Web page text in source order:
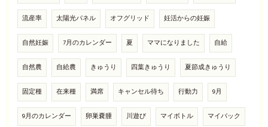
流産率 太陽光パネル オフグリッド 妊活からの妊娠
自然妊娠 7月のカレンダー 夏 ママになりました 自給
自然農 自給農 きゅうり 四葉きゅうり 夏節成きゅうり
固定種 在来種 満席 キャンセル待ち 行動力 9月
9月のカレンダー 卵巣嚢腫 川遊び マイボトル マイバック